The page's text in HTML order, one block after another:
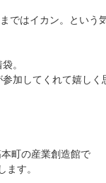
ではイカン。という
。
加してくれて嬉しく
町の産業創造館で
す。